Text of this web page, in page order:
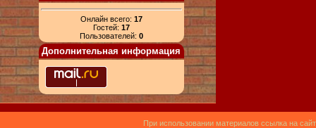
Онлайн всего: 17
Гостей: 17
Пользователей: 0
Дополнительная информация
При использовании материалов ссылка на